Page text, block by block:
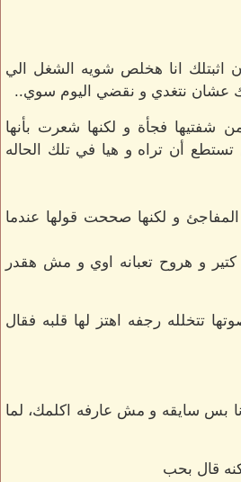
اثبتلك انا هخلص شويه الشغل الي
عشان نتغدي و نقضي اليوم سوي..
شفتيها فجأة و لكنها شعرت بأنها
أن تراه و هيا في تلك الحاله
و لكنها صححت قولها عندما
كتير و هروح تعبانه اوي و مش هقدر
تتخلله رجفه اهتز لها قلبه فقال
بس سايقه و مش عارفه اكلمك، لما
قال بحب